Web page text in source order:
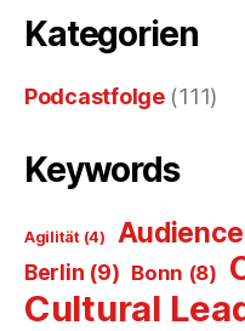
Kategorien
Podcastfolge(111)
Keywords
Agilität(4)
Berlin (9) Bonn (8)
Cultural